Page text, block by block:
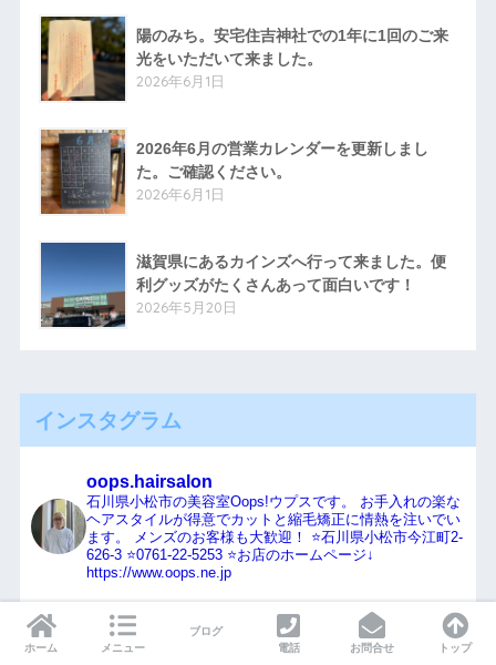
陽のみち。安宅住吉神社での1年に1回のご来
光をいただいて来ました。
2026年6月1日
2026年6月の営業カレンダーを更新しまし
た。ご確認ください。
2026年6月1日
滋賀県にあるカインズへ行って来ました。便
利グッズがたくさんあって面白いです！
2026年5月20日
インスタグラム
oops.hairsalon
石川県小松市の美容室Oops!ウプスです。
お手入れの楽な
ヘアスタイルが得意でカットと縮毛矯正に情熱を注いでい
ます。
メンズのお客様も大歓迎！
⭐️石川県小松市今江町2-
626-3⭐️0761-22-5253⭐️お店のホームページ↓
https://www.oops.ne.jp
ホーム メニュー
ブログ
電話
お問合せ トップ